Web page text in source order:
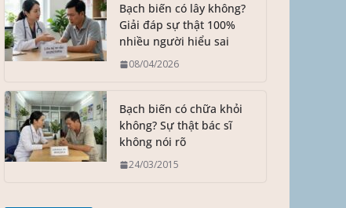
Bạch biến có lây không?
Giải đáp sự thật 100%
nhiều người hiểu sai
08/04/2026
Bạch biến có chữa khỏi
không? Sự thật bác sĩ
không nói rõ
24/03/2015